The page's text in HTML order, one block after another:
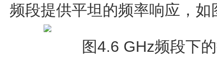
频段提供平坦的频率响应，如
图4.6 GHz频段下